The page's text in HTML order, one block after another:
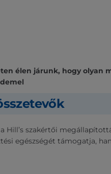
élen járunk, hogy olyan
Hill’s szakértői
egészségét támogatja,